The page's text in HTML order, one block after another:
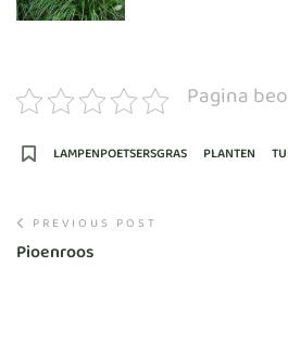
Pagina
LAMPENPOETSERSGRAS PLANTEN
PREVIOUS POST
Pioenroos